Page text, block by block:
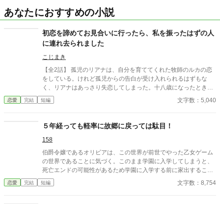
あなたにおすすめの小説
初恋を諦めてお見合いに行ったら、私を振ったはずの人
に連れ去られました
こじまき
【全2話】 孤児のリアナは、自分を育ててくれた牧師のルカの恋
をしている。けれど孤児からの告白が受け入れられるはずもな
く、リアナはあっさり失恋してしまった。十八歳になったとき、
ついに想いに区切りをつけようとお見合いに臨むことを決めたリ
アナ。けれどそれを聞いたルカは、お見合い会場までリアナを追
ね」 ※小説家になろうにも投稿しています
恋愛 完結 短編 文字数：5,040
５年経っても軽率に故郷に戻っては駄目！
158
伯爵令嬢であるオリビアは、この世界が前世でやった乙女ゲーム
の世界であることに気づく。このまま学園に入学してしまうと、
死亡エンドの可能性があるため学園に入学する前に家出すること
にした。婚約者もさらっとスルーして、早や５年。結局誰ルート
を主人公は選んだのかしらと軽率にも故郷に舞い戻ってしま
恋愛 完結 短編 文字数：8,754